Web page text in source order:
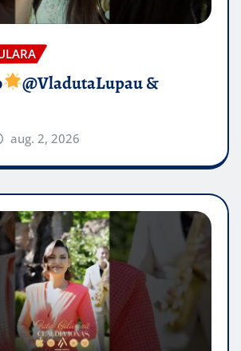
@VladutaLupau &
aug. 2, 2026